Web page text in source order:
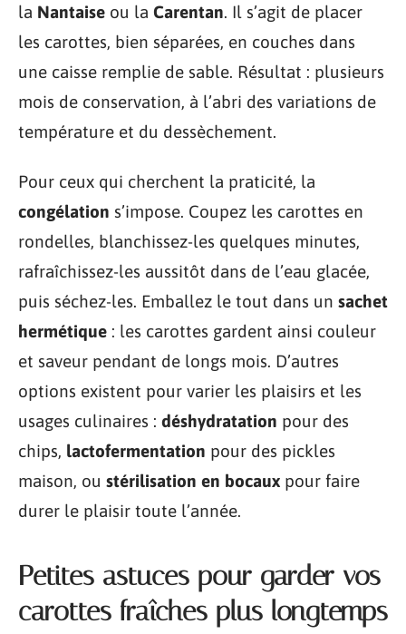
la Nantaise ou la Carentan. Il s’agit de placer
les carottes, bien séparées, en couches dans
une caisse remplie de sable. Résultat : plusieurs
mois de conservation, à l’abri des variations de
température et du dessèchement.
Pour ceux qui cherchent la praticité, la
congélation s’impose. Coupez les carottes en
rondelles, blanchissez-les quelques minutes,
rafraîchissez-les aussitôt dans de l’eau glacée,
puis séchez-les. Emballez le tout dans un sachet
hermétique : les carottes gardent ainsi couleur
et saveur pendant de longs mois. D’autres
options existent pour varier les plaisirs et les
usages culinaires : déshydratation pour des
chips, lactofermentation pour des pickles
maison, ou stérilisation en bocaux pour faire
durer le plaisir toute l’année.
Petites astuces pour garder vos
carottes fraîches plus longtemps